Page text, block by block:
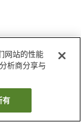
流道店）
网站的性能
析商分享与
有